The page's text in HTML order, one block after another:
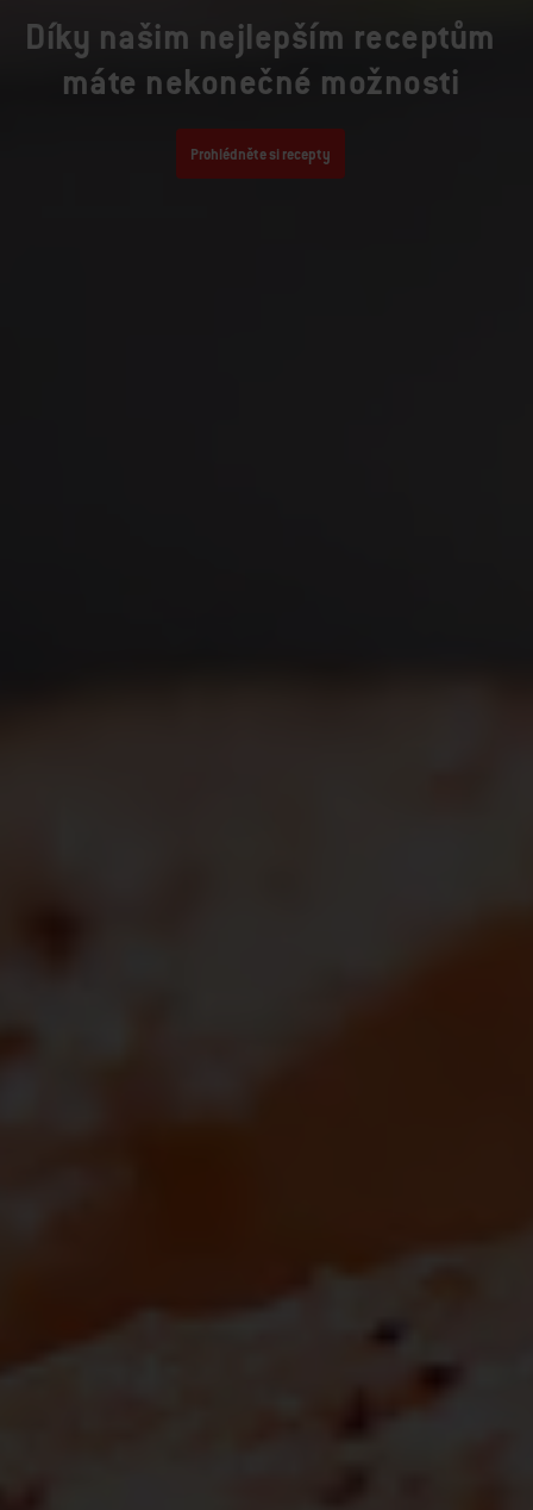
Díky našim nejlepším receptům
máte nekonečné možnosti
Prohlédněte si recepty